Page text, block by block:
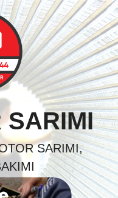
SARIMI
SARIMI,